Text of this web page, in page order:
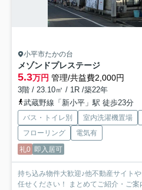
小平市たかの台
メゾンドプレステージ
5.3万円 管理/共益費2,000円
3階 / 23.10㎡ / 1R /築22年
武蔵野線「新小平」駅 徒歩23分
バス・トイレ別 室内洗濯機置場
フローリング
電気有
礼0 即入居可
持ち込み物件大歓迎♪他不動産サイト
任せください！ まとめてご紹介・ご